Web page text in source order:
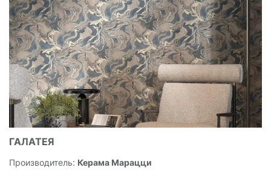
ГАЛАТЕЯ
Производитель: Керама Марацци